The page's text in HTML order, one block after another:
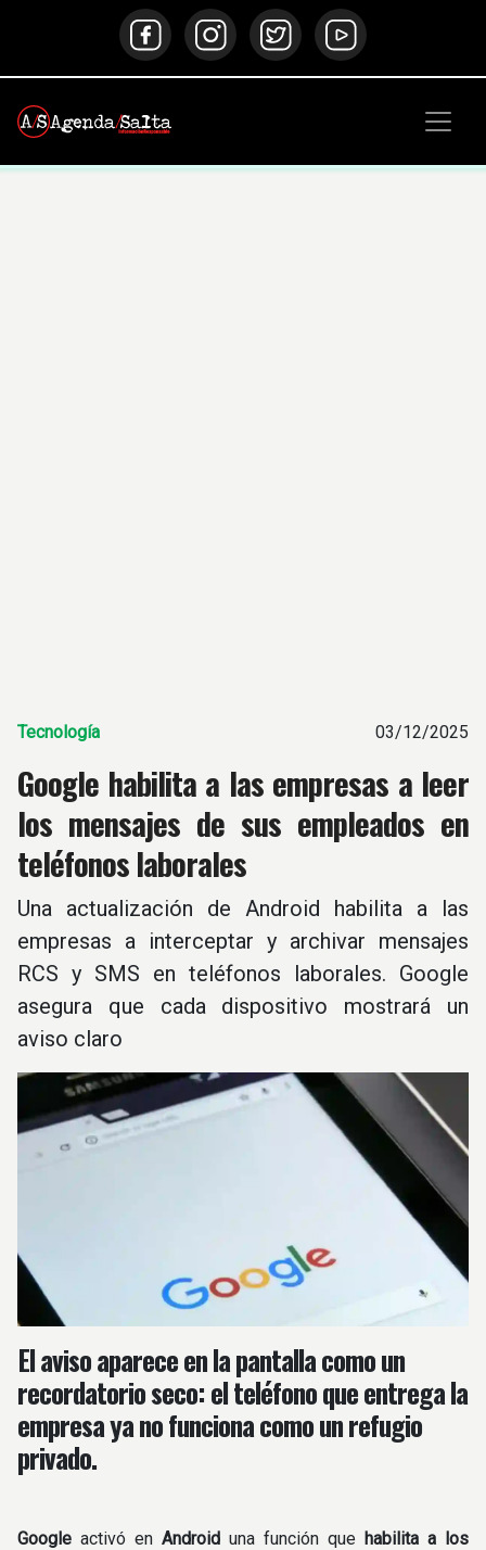
Tecnología 03/12/2025
Google habilita a las empresas a leer
los mensajes de sus empleados en
teléfonos laborales
Una actualización de Android habilita a las
empresas a interceptar y archivar mensajes
RCS y SMS en teléfonos laborales. Google
asegura que cada dispositivo mostrará un
aviso claro
El aviso aparece en la pantalla como un
recordatorio seco: el teléfono que entrega la
empresa ya no funciona como un refugio
privado.
Google activó en Android una función que habilita a los